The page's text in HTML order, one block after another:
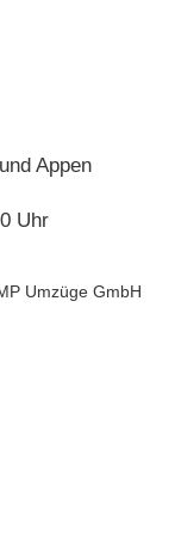
Appen
Uhr
Umzüge GmbH